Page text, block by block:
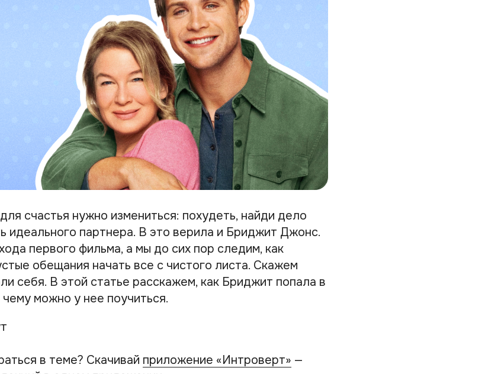
счастья нужно измениться: похудеть, найди дело
идеального партнера. В это верила и Бриджит Джонс.
первого фильма, а мы до сих пор следим, как
обещания начать все с чистого листа. Скажем
себя. В этой статье расскажем, как Бриджит попала в
можно у нее поучиться.
в теме? Скачивай приложение «Интроверт» —